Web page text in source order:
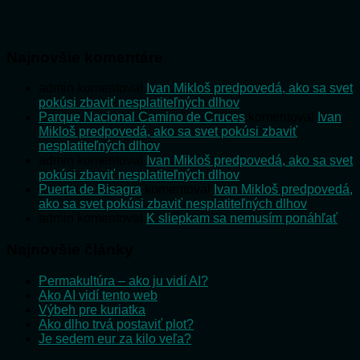
Ivan Mikloš predpovedá, ako sa svet
pokúsi zbaviť nesplatiteľných dlhov
Parque Nacional Camino de Cruces
Ivan
Mikloš predpovedá, ako sa svet pokúsi zbaviť
nesplatiteľných dlhov
Ivan Mikloš predpovedá, ako sa svet
pokúsi zbaviť nesplatiteľných dlhov
Puerta de Bisagra
Ivan Mikloš predpovedá,
ako sa svet pokúsi zbaviť nesplatiteľných dlhov
K sliepkam sa nemusím ponáhľať
Permakultúra – ako ju vidí AI?
Ako AI vidí tento web
Výbeh pre kuriatka
Ako dlho trvá postaviť plot?
Je sedem eur za kilo veľa?